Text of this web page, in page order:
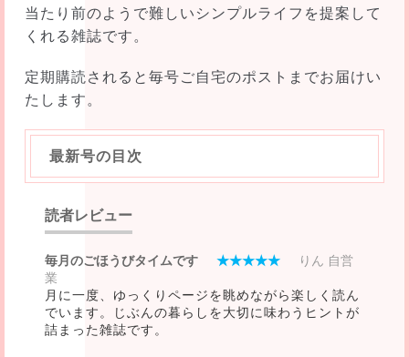
当たり前のようで難しいシンプルライフを提案して
くれる雑誌です。
定期購読されると毎号ご自宅のポストまでお届けい
たします。
最新号の目次
読者レビュー
毎月のごほうびタイムです ★★★★★
りん 自営
業
月に一度、ゆっくりページを眺めながら楽しく読ん
でいます。じぶんの暮らしを大切に味わうヒントが
詰まった雑誌です。